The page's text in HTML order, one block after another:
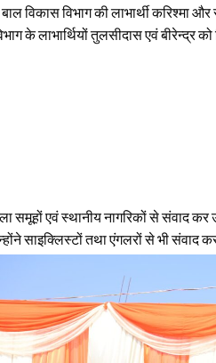
विकास विभाग की लाभार्थी करिश्मा और
के लाभार्थियों तुलसीदास एवं बीरेन्द्र
समूहों एवं स्थानीय नागरिकों से संवाद
साइक्लिस्टों तथा एंगलरों से भी